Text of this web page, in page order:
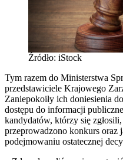
Źródło: iStock
Tym razem do Ministerstwa
przedstawiciele Krajowego
Zaniepokoiły ich doniesienia
dostępu do informacji
kandydatów, którzy się
przeprowadzono konkurs oraz
podejmowaniu ostatecznej